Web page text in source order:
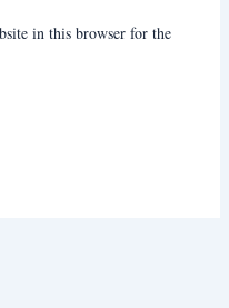
in this browser for the